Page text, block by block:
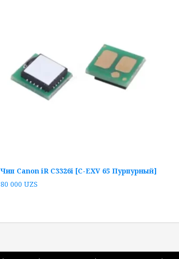
Чип Canon iR C3326i [C-EXV 65 Пурпурный]
80 000UZS